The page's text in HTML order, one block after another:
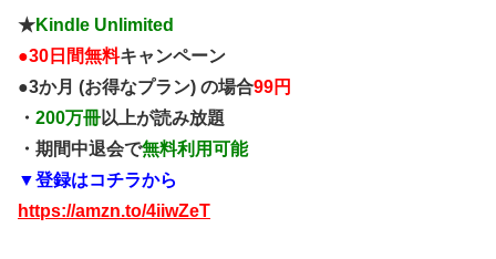
★Kindle Unlimited
●30日間無料キャンペーン
●3か月 (お得なプラン) の場合99円
・ 200万冊以上が読み放題
・期間中退会で無料利用可能
▼登録はコチラから
https://amzn.to/4iiwZeT